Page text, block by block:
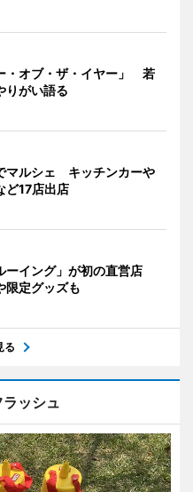
・オブ・ザ・イヤー」 若
りがい語る
マルシェ キッチンカーや
ど17店出店
ーイング」が初の直営店
限定グッズも
る
ッシュ